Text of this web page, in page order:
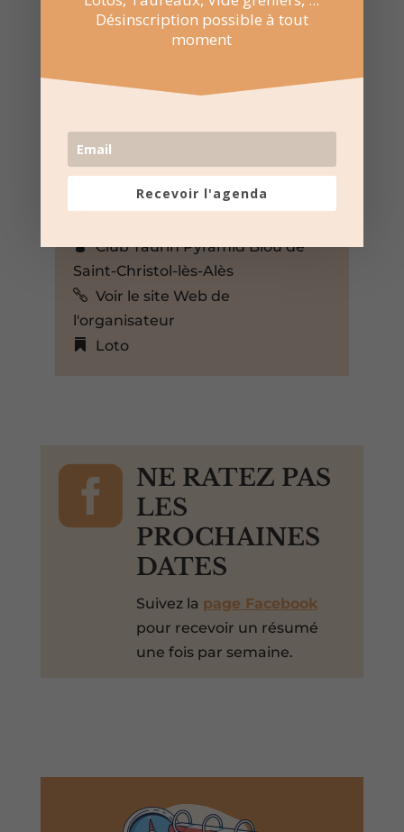
2 Nov 2025
Maison Pour Tous – Saint-
Place du Millénaire, 41 Rue des
Marmousets, Saint-Christol-lès-
Alès, Gard, 30380, France,
Club Taurin Pyramid Biou de
Saint-Christol-lès-Alès
Voir le site Web de
l'organisateur
Loto

NE RATEZ PAS
LES
PROCHAINES
DATES
Suivez la page Facebook
pour recevoir un résumé
une fois par semaine.
Désinscription possible à tout
moment
Recevoir l'agenda